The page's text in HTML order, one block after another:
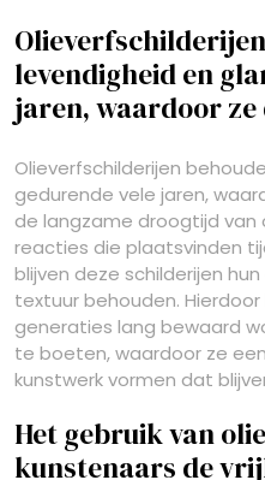
levendigheid en
jaren, waardoor
Olieverfschilderijen
gedurende vele jaren,
de langzame droogtijd van
reacties die plaatsvinden
blijven deze schilderijen
textuur behouden.
generaties lang bewaard
te boeten, waardoor ze
kunstwerk vormen dat
Het gebruik van
kunstenaars de